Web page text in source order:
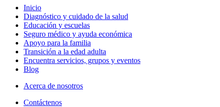
Inicio
Diagnóstico y cuidado de la salud
Educación y escuelas
Seguro médico y ayuda económica
Apoyo para la familia
Transición a la edad adulta
Encuentra servicios, grupos y eventos
Blog
Acerca de nosotros
Contáctenos